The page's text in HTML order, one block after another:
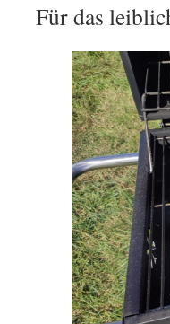
Für das